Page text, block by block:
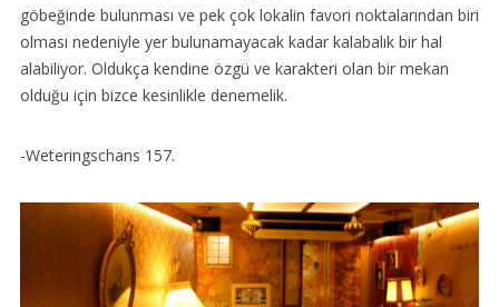
göbeğinde bulunması ve pek çok lokalin favori noktalarından biri
olması nedeniyle yer bulunamayacak kadar kalabalık bir hal
alabiliyor. Oldukça kendine özgü ve karakteri olan bir mekan
olduğu için bizce kesinlikle denemelik.
-Weteringschans 157.